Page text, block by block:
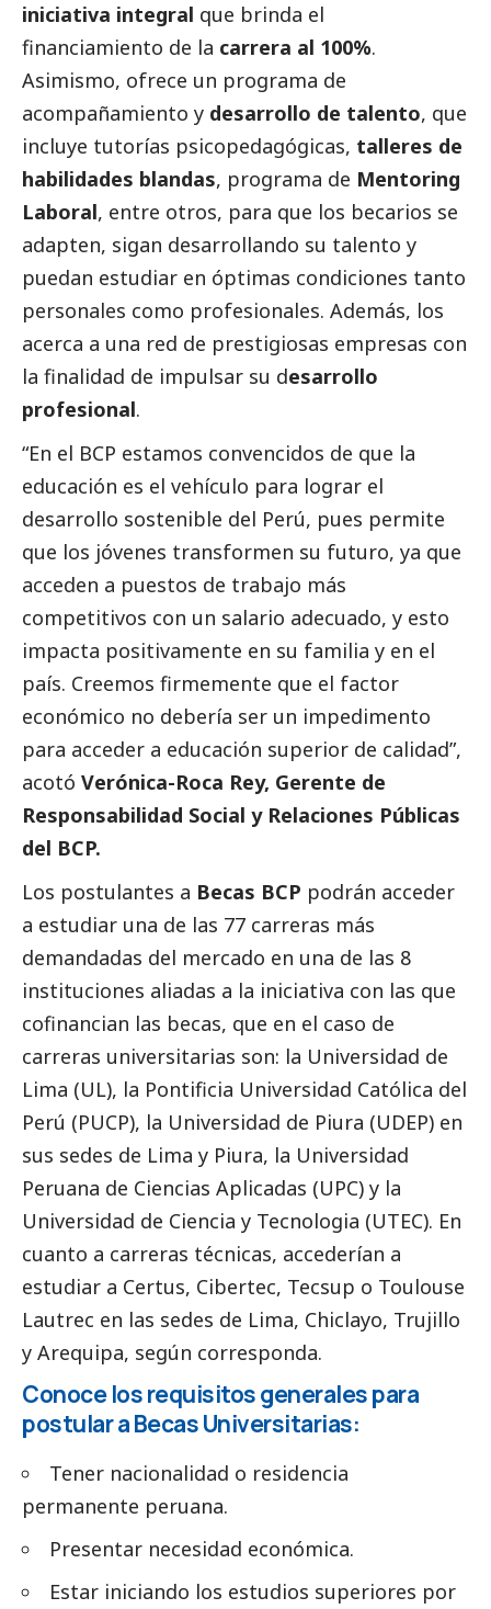
iniciativa integral que brinda el
financiamiento de la carrera al 100%.
Asimismo, ofrece un programa de
acompañamiento y desarrollo de talento, que
incluye tutorías psicopedagógicas, talleres de
habilidades blandas, programa de Mentoring
Laboral, entre otros, para que los becarios se
adapten, sigan desarrollando su talento y
puedan estudiar en óptimas condiciones tanto
personales como profesionales. Además, los
acerca a una red de prestigiosas empresas con
la finalidad de impulsar su desarrollo
profesional.
“En el BCP estamos convencidos de que la
educación es el vehículo para lograr el
desarrollo sostenible del Perú, pues permite
que los jóvenes transformen su futuro, ya que
acceden a puestos de trabajo más
competitivos con un salario adecuado, y esto
impacta positivamente en su familia y en el
país. Creemos firmemente que el factor
económico no debería ser un impedimento
para acceder a educación superior de calidad”,
acotó Verónica-Roca Rey, Gerente de
Responsabilidad Social y Relaciones Públicas
del BCP.
Los postulantes a Becas BCP podrán acceder
a estudiar una de las 77 carreras más
demandadas del mercado en una de las 8
instituciones aliadas a la iniciativa con las que
cofinancian las becas, que en el caso de
carreras universitarias son: la Universidad de
Lima (UL), la Pontificia Universidad Católica del
Perú (PUCP), la Universidad de Piura (UDEP) en
sus sedes de Lima y Piura, la Universidad
Peruana de Ciencias Aplicadas (UPC) y la
Universidad de Ciencia y Tecnologia (UTEC). En
cuanto a carreras técnicas, accederían a
estudiar a Certus, Cibertec, Tecsup o Toulouse
Lautrec en las sedes de Lima, Chiclayo, Trujillo
y Arequipa, según corresponda.
Conoce los requisitos generales para
postular a Becas Universitarias:
Tener nacionalidad o residencia
permanente peruana.
Presentar necesidad económica.
Estar iniciando los estudios superiores por